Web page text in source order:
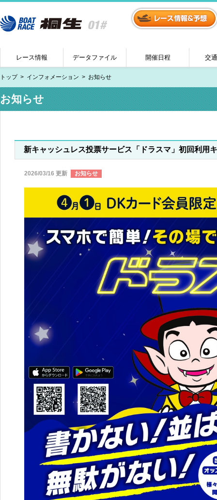
レース情報 データファイル 開催日程 交
トップ インフォメーション お知らせ
お知らせ
新キャッシュレス投票サービス「ドラスマ」初回利用
2026/03/16 更新 お知らせ